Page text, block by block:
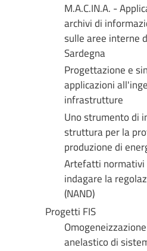
M.A.C.IN.A. -
archivi di
sulle aree interne
Sardegna
Progettazione e
applicazioni
infrastrutture
Uno strumento di
struttura per la
produzione di
Artefatti normativi
indagare la
(NAND)
Progetti FIS
anelastico di